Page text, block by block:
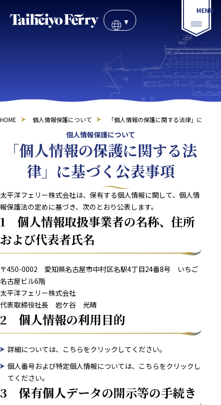
HOME 個人情報保護について 「個人情報の保護に関する法律」に基づ
個人情報保護について
「個人情報の保護に関する法
律」に基づく公表事項
太平洋フェリー株式会社は、保有する個人情報に関して、個人情
報保護法の定めに基づき、次のとおり公表します。
1 個人情報取扱事業者の名称、住所
および代表者氏名
〒450-0002 愛知県名古屋市中村区名駅4丁目24番8号 いちご
名古屋ビル6階
太平洋フェリー株式会社
代表取締役社長 岩ケ谷 光晴
2 個人情報の利用目的
詳細については、こちらをクリックしてください。
個人番号および特定個人情報については、こちらをクリックし
てください。
3 保有個人データの開示等の手続き